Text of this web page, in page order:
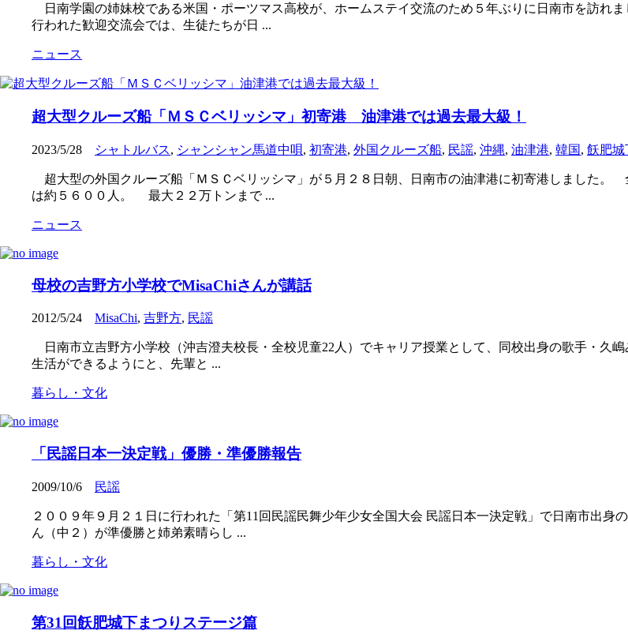
日南学園の姉妹校である米国・ポーツマス高校が、ホームステイ交流のため５年ぶりに日南市を訪
行われた歓迎交流会では、生徒たちが日 ...
ニュース
超大型クルーズ船「ＭＳＣベリッシマ」初寄港 油津港では過去最大級！
2023/5/28 シャトルバス, シャンシャン馬道中唄, 初寄港, 外国クルーズ船, 民謡, 沖縄, 油津港, 韓国, 飫肥城
超大型の外国クルーズ船「ＭＳＣベリッシマ」が５月２８日朝、日南市の油津港に初寄港しました。
は約５６００人。 最大２２万トンまで ...
ニュース
母校の吉野方小学校でMisaChiさんが講話
2012/5/24 MisaChi, 吉野方, 民謡
日南市立吉野方小学校（沖吉澄夫校長・全校児童22人）でキャリア授業として、同校出身の歌手・久
生活ができるようにと、先輩と ...
暮らし・文化
「民謡日本一決定戦」優勝・準優勝報告
2009/10/6 民謡
２００９年９月２１日に行われた「第11回民謡民舞少年少女全国大会 民謡日本一決定戦」で日南市出
ん（中２）が準優勝と姉弟素晴らし ...
暮らし・文化
第31回飫肥城下まつりステージ篇